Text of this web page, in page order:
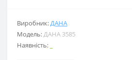
Виробник:ДАНА
Модель:ДАНА 3585
Наявність: